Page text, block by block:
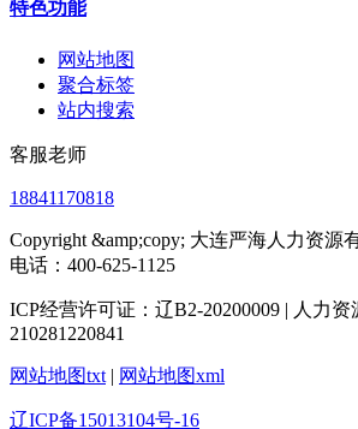
特色功能
网站地图
聚合标签
站内搜索
客服老师
18841170818
Copyright &amp;copy; 大连严海人力资源
电话：400-625-1125
ICP经营许可证：辽B2-20200009 | 人力资
210281220841
网站地图txt | 网站地图xml
辽ICP备15013104号-16